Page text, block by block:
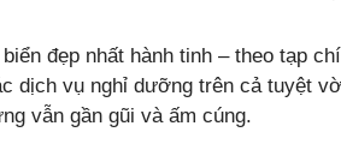
đẹp nhất hành tinh – theo tạp chí
dịch vụ nghỉ dưỡng trên cả tuyệt
vẫn gần gũi và ấm cúng.